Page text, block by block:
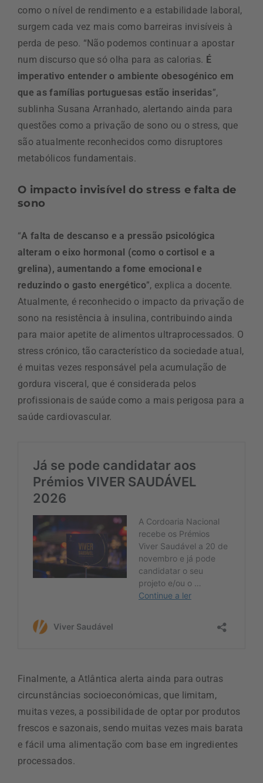
como o nível de rendimento e a estabilidade laboral,
surgem cada vez mais como barreiras invisíveis à
perda de peso. “Não podemos continuar a apostar
num discurso que só olha para as calorias. É
imperativo entender o ambiente obesogénico em
que as famílias portuguesas estão inseridas”,
sublinha Susana Arranhado, alertando ainda para
questões como a privação de sono ou o stress, que
são atualmente reconhecidos como disruptores
metabólicos fundamentais.
O impacto invisível do stress e falta de
sono
“A falta de descanso e a pressão psicológica
alteram o eixo hormonal (como o cortisol e a
grelina), aumentando a fome emocional e
reduzindo o gasto energético”, explica a docente.
Atualmente, é reconhecido o impacto da privação de
sono na resistência à insulina, contribuindo ainda
para maior apetite de alimentos ultraprocessados. O
stress crónico, tão característico da sociedade atual,
é muitas vezes responsável pela acumulação de
gordura visceral, que é considerada pelos
profissionais de saúde como a mais perigosa para a
saúde cardiovascular.
Finalmente, a Atlântica alerta ainda para outras
circunstâncias socioeconómicas, que limitam,
muitas vezes, a possibilidade de optar por produtos
frescos e sazonais, sendo muitas vezes mais barata
e fácil uma alimentação com base em ingredientes
processados.